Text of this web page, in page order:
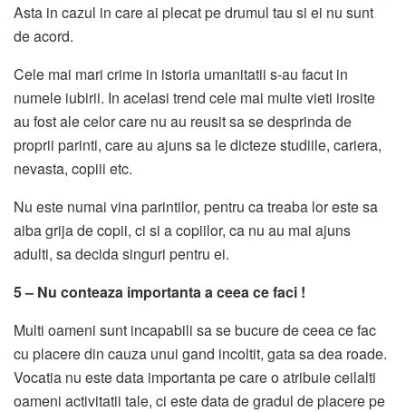
Asta in cazul in care ai plecat pe drumul tau si ei nu sunt
de acord.
Cele mai mari crime in istoria umanitatii s-au facut in
numele iubirii. In acelasi trend cele mai multe vieti irosite
au fost ale celor care nu au reusit sa se desprinda de
proprii parinti, care au ajuns sa le dicteze studiile, cariera,
nevasta, copiii etc.
Nu este numai vina parintilor, pentru ca treaba lor este sa
aiba grija de copii, ci si a copiilor, ca nu au mai ajuns
adulti, sa decida singuri pentru ei.
5 – Nu conteaza importanta a ceea ce faci !
Multi oameni sunt incapabili sa se bucure de ceea ce fac
cu placere din cauza unui gand incoltit, gata sa dea roade.
Vocatia nu este data importanta pe care o atribuie ceilalti
oameni activitatii tale, ci este data de gradul de placere pe